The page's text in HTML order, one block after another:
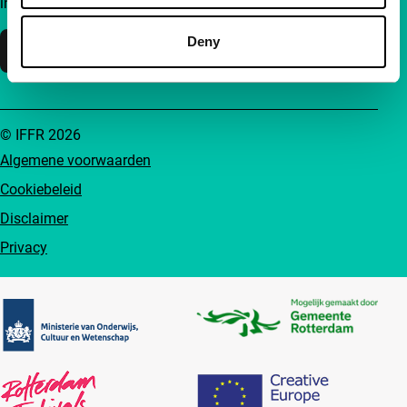
Deny
Algemene voorwaarden
Cookiebeleid
Disclaimer
Privacy
© IFFR 2026